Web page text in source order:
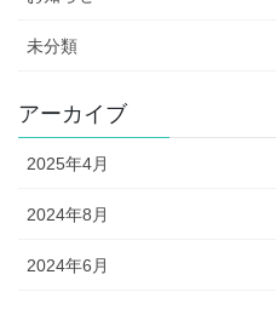
未分類
アーカイブ
2025年4月
2024年8月
2024年6月